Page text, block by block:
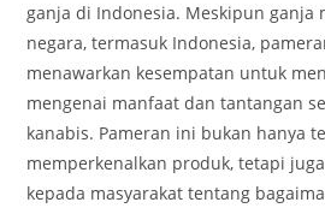
ganja di Indonesia. Meskipun ganja
negara, termasuk Indonesia,
menawarkan kesempatan untuk
mengenai manfaat dan tantangan
kanabis. Pameran ini bukan hanya
memperkenalkan produk, tetapi
kepada masyarakat tentang